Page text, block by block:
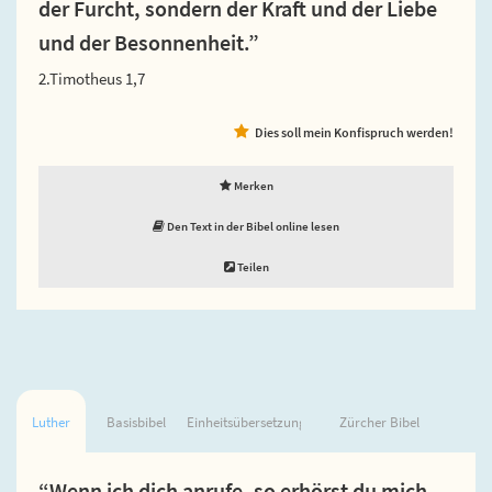
der Furcht, sondern der Kraft und der Liebe
und der Besonnenheit.”
2.Timotheus 1,7
Dies soll mein Konfispruch werden!
Merken
Den Text in der Bibel online lesen
Teilen
Luther Basisbibel Einheitsübersetzung Zürcher Bibel